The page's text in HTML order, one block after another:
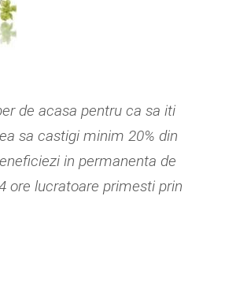
de acasa pentru ca sa iti
sa castigi minim 20% din
in permanenta de
ore lucratoare primesti prin